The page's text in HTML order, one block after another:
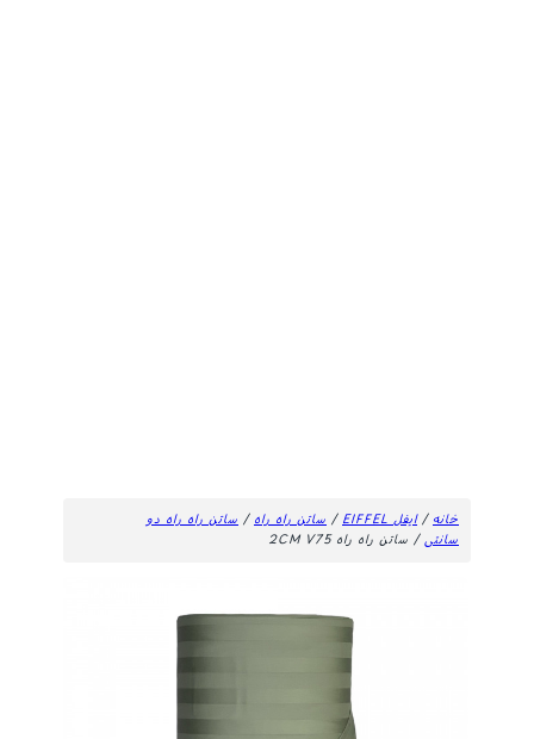
خانه/ایفل EIFFEL / ساتن راه راه/ ساتن راه راه دو
سانتی/ ساتن راه راه 2CM V75